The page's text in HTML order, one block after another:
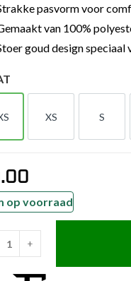
pasvorm voor
van 100%
goud design speciaal
XXS
XS
XS
S
S
op voorraad
+